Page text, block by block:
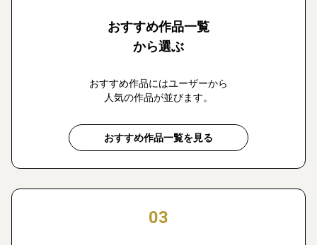
おすすめ作品一覧
から選ぶ
おすすめ作品にはユーザーから
人気の作品が並びます。
おすすめ作品一覧を見る
03